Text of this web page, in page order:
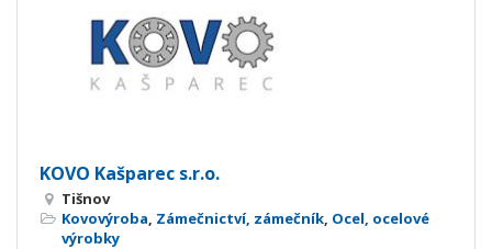
KOVO Kašparec s.r.o.
Tišnov
Kovovýroba, Zámečnictví, zámečník, Ocel, ocelové
výrobky